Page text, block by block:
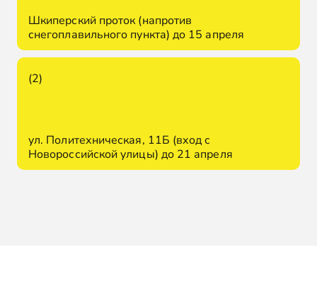
Шкиперский проток (напротив
снегоплавильного пункта) до 15 апреля
(2)
ул. Политехническая, 11Б (вход с
Новороссийской улицы) до 21 апреля